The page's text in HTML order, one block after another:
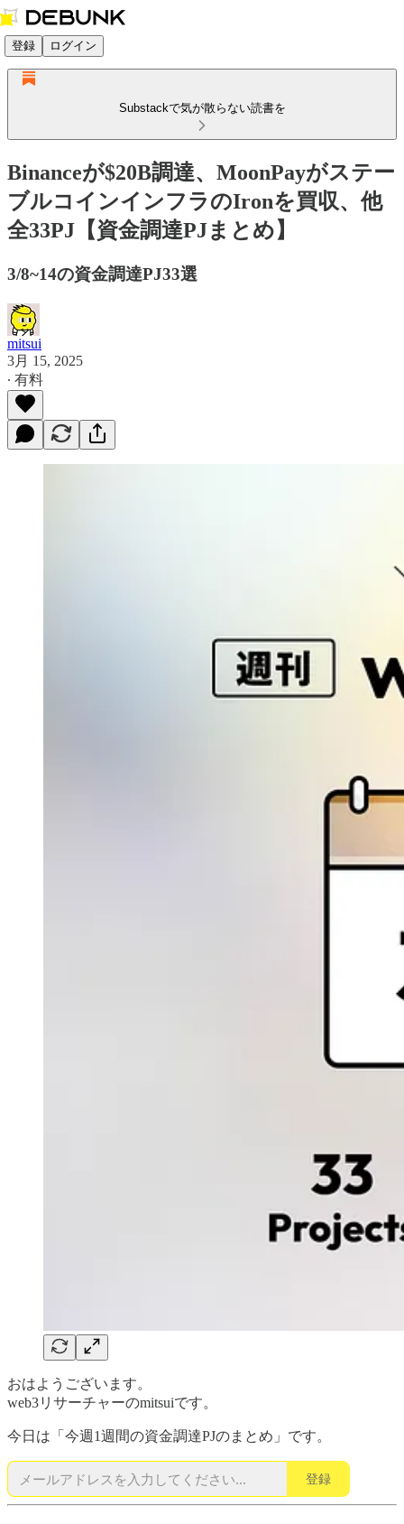
登録 ログイン
Substackで気が散らない読書を
Binanceが$20B調達、MoonPayがステー
ブルコインインフラのIronを買収、他
全33PJ【資金調達PJまとめ】
3/8~14の資金調達PJ33選
mitsui
3月 15, 2025
∙ 有料
おはようございます。
web3リサーチャーのmitsuiです。
今日は「今週1週間の資金調達PJのまとめ」です。
登録